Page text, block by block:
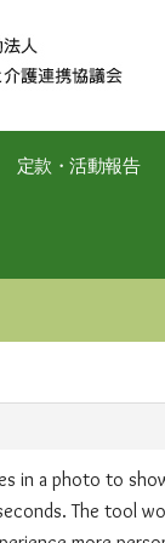
定款・活動報告
in a photo to
The tool